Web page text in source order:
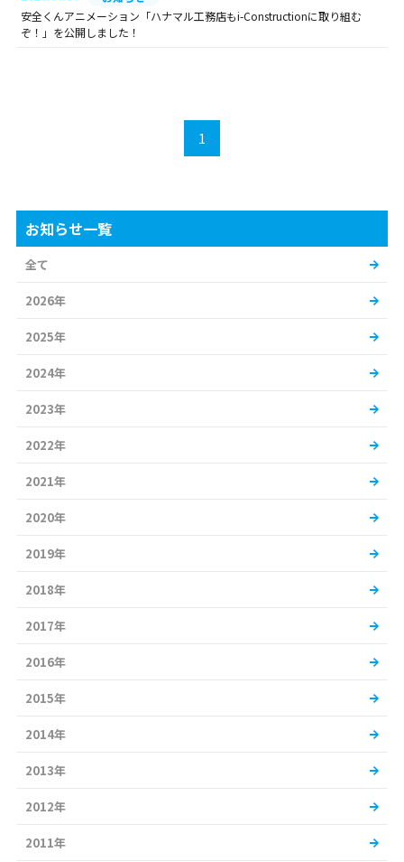
安全くんアニメーション「ハナマル工務店もi-Constructionに取り組む
ぞ！」を公開しました！
1
お知らせ一覧
全て
2026年
2025年
2024年
2023年
2022年
2021年
2020年
2019年
2018年
2017年
2016年
2015年
2014年
2013年
2012年
2011年